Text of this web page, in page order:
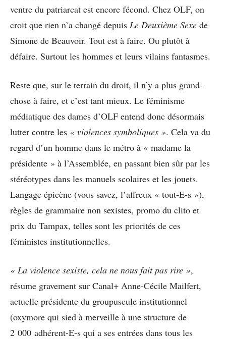
ventre du patriarcat est encore fécond. Chez OLF, on
croit que rien n’a changé depuis Le Deuxième Sexe de
Simone de Beauvoir. Tout est à faire. Ou plutôt à
défaire. Surtout les hommes et leurs vilains fantasmes.
Reste que, sur le terrain du droit, il n’y a plus grand-
chose à faire, et c’est tant mieux. Le féminisme
médiatique des dames d’OLF entend donc désormais
lutter contre les « violences symboliques ». Cela va du
regard d’un homme dans le métro à « madame la
présidente » à l’Assemblée, en passant bien sûr par les
stéréotypes dans les manuels scolaires et les jouets.
Langage épicène (vous savez, l’affreux « tout-E-s »),
règles de grammaire non sexistes, promo du clito et
prix du Tampax, telles sont les priorités de ces
féministes institutionnelles.
« La violence sexiste, cela ne nous fait pas rire »,
résume gravement sur Canal+ Anne-Cécile Mailfert,
actuelle présidente du groupuscule institutionnel
(oxymore qui sied à merveille à une structure de
2 000 adhérent-E-s qui a ses entrées dans tous les